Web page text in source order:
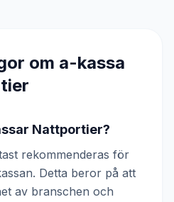
om a-kassa
Nattportier?
rekommenderas för
Detta beror på att
av branschen och